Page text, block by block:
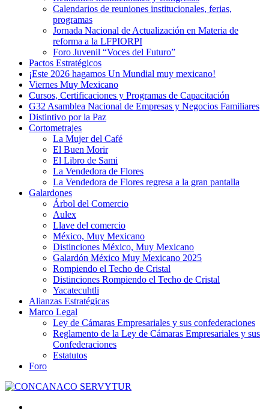
Calendarios de reuniones institucionales, ferias,
programas
Jornada Nacional de Actualización en Materia de
reforma a la LFPIORPI
Foro Juvenil “Voces del Futuro”
Pactos Estratégicos
¡Este 2026 hagamos Un Mundial muy mexicano!
Viernes Muy Mexicano
Cursos, Certificaciones y Programas de Capacitación
G32 Asamblea Nacional de Empresas y Negocios Familiares
Distintivo por la Paz
Cortometrajes
La Mujer del Café
El Buen Morir
El Libro de Sami
La Vendedora de Flores
La Vendedora de Flores regresa a la gran pantalla
Galardones
Árbol del Comercio
Aulex
Llave del comercio
México, Muy Mexicano
Distinciones México, Muy Mexicano
Galardón México Muy Mexicano 2025
Rompiendo el Techo de Cristal
Distinciones Rompiendo el Techo de Cristal
Yacatecuhtli
Alianzas Estratégicas
Marco Legal
Ley de Cámaras Empresariales y sus confederaciones
Reglamento de la Ley de Cámaras Empresariales y sus
Confederaciones
Estatutos
Foro